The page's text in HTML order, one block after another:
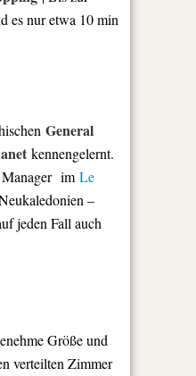
es nur etwa 10 min
General
kennengelernt.
Manager im Le
–
jeden Fall auch
Größe und
verteilten Zimmer